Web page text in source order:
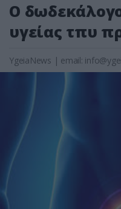
Ο
υγείας τπυ
YgeiaNews | email: